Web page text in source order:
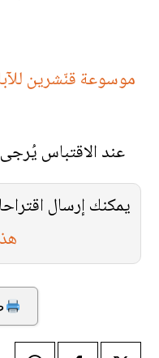
موسوعة قنّشرين
عند الاقتباس
يمكنك إرسال